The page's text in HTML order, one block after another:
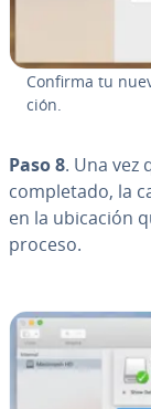
Confirma tu
ción.
Paso 8. Una vez
co­m­ple­ta­do, la
en la ubicación
proceso.